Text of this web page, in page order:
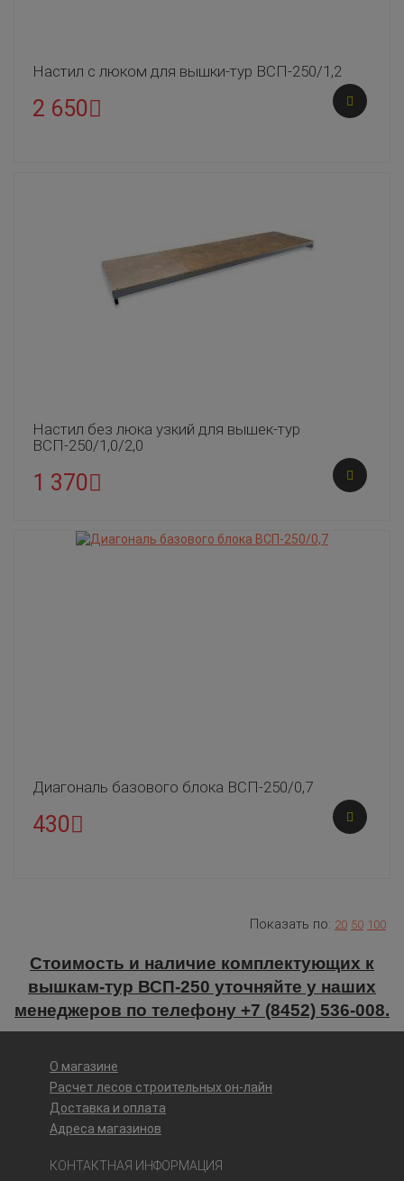
Настил с люком для вышки-тур ВСП-250/1,2
2 650
Настил без люка узкий для вышек-тур
ВСП-250/1,0/2,0
1 370
Диагональ базового блока ВСП-250/0,7
430
Показать по: 20 50 100
Стоимость и наличие комплектующих к
вышкам-тур ВСП-250 уточняйте у наших
менеджеров по телефону +7 (8452) 536-008.
О магазине
Расчет лесов строительных он-лайн
Доставка и оплата
Адреса магазинов
КОНТАКТНАЯ ИНФОРМАЦИЯ